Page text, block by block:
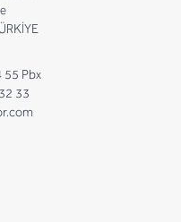
55 Pbx
33